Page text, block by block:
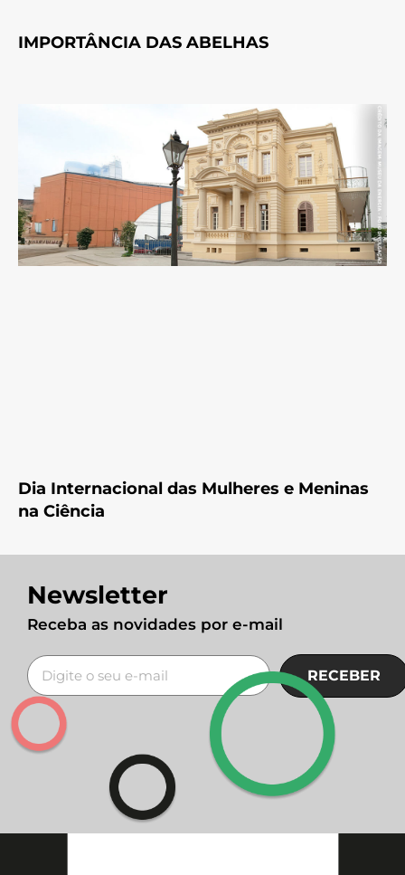
IMPORTÂNCIA DAS ABELHAS
Dia Internacional das Mulheres e Meninas
na Ciência
Newsletter
Receba as novidades por e-mail
RECEBER